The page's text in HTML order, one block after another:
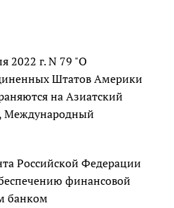
2022 г. N 79 "О
Штатов Америки
на Азиатский
Международный
Российской Федерации
финансовой
банком